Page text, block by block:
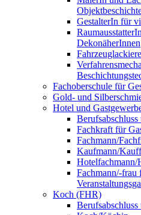
GestalterIn für
DekonäherInnen
Fachoberschule für
Gold- und
Hotel und
Fachkraft für
Fachmann/
Kaufmann/
Hotelfachmann/
Fachmann/-frau
Koch (FHR)